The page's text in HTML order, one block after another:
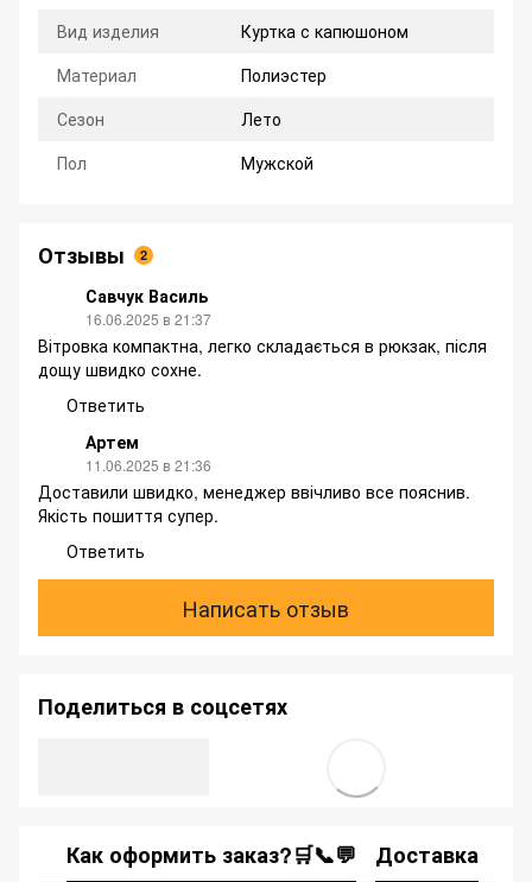
Вид изделия
Куртка с капюшоном
Материал
Полиэстер
Сезон
Лето
Пол
Мужской
Отзывы 2
Савчук Василь
16.06.2025 в 21:37
Вітровка компактна, легко складається в рюкзак, після
дощу швидко сохне.
Ответить
Артем
11.06.2025 в 21:36
Доставили швидко, менеджер ввічливо все пояснив.
Якість пошиття супер.
Ответить
Написать отзыв
Поделиться в соцсетях
Как оформить заказ?🛒📞💬 Доставка